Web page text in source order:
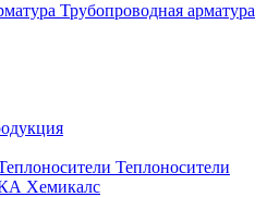
Трубопроводная арматура
Теплоносители
Хемикалс